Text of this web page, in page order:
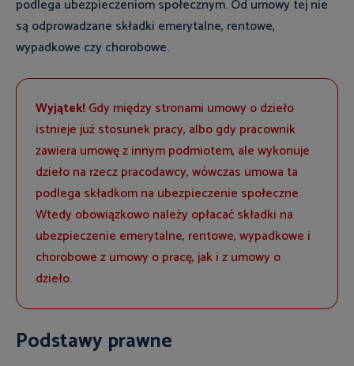
podlega ubezpieczeniom społecznym. Od umowy tej nie
są odprowadzane składki emerytalne, rentowe,
wypadkowe czy chorobowe.
Wyjątek! Gdy między stronami umowy o dzieło
istnieje już stosunek pracy, albo gdy pracownik
zawiera umowę z innym podmiotem, ale wykonuje
dzieło na rzecz pracodawcy, wówczas umowa ta
podlega składkom na ubezpieczenie społeczne.
Wtedy obowiązkowo należy opłacać składki na
ubezpieczenie emerytalne, rentowe, wypadkowe i
chorobowe z umowy o pracę, jak i z umowy o
dzieło.
Podstawy prawne